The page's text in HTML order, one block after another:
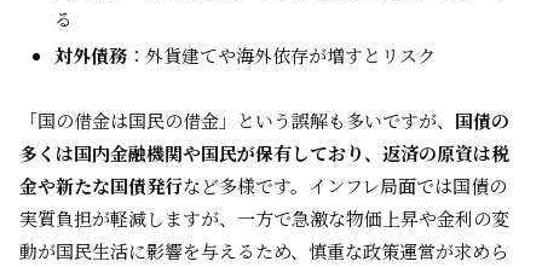
る
対外債務 ：外貨建てや海外依存が増すとリスク
「国の借金は国民の借金」という誤解も多いですが、 国債の
多くは国内金融機関や国民が保有しており、返済の原資は税
金や新たな国債発行など多様です。インフレ局面では国債の
実質負担が軽減しますが、一方で急激な物価上昇や金利の変
動が国民生活に影響を与えるため、慎重な政策運営が求めら